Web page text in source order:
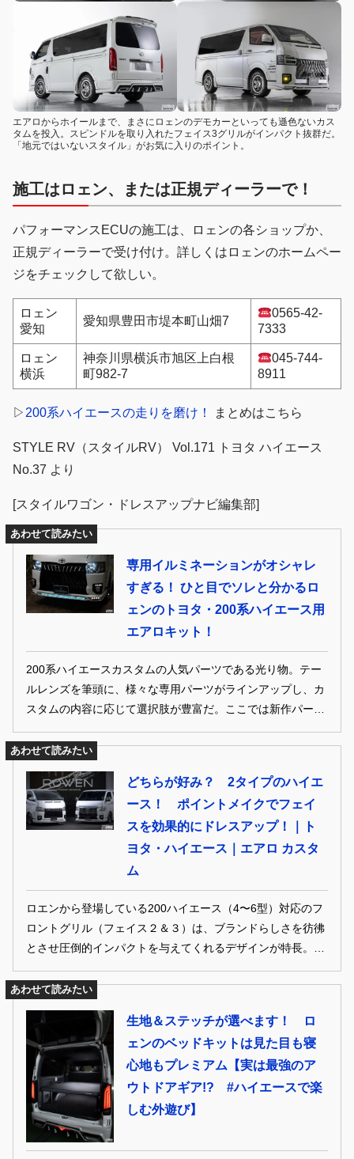
エアロからホイールまで、まさにロェンのデモカーといっても遜色ないカス
タムを投入。スピンドルを取り入れたフェイス3グリルがインパクト抜群だ。
「地元ではいないスタイル」がお気に入りのポイント。
施工はロェン、または正規ディーラーで！
パフォーマンスECUの施工は、ロェンの各ショップか、
正規ディーラーで受け付け。詳しくはロェンのホームペー
ジをチェックして欲しい。
ロェン
愛知
愛知県豊田市堤本町山畑7
0565-42-
7333
ロェン
横浜
神奈川県横浜市旭区上白根
町982-7
045-744-
8911
▷ 200系ハイエースの走りを磨け！ まとめはこちら
STYLE RV（スタイルRV） Vol.171 トヨタ ハイエース
No.37 より
[スタイルワゴン・ドレスアップナビ編集部]
あわせて読みたい
専用イルミネーションがオシャレ
すぎる！ ひと目でソレと分かるロ
ェンのトヨタ・200系ハイエース用
エアロキット！
200系ハイエースカスタムの人気パーツである光り物。テー
ルレンズを筆頭に、様々な専用パーツがラインアップし、カ
スタムの内容に応じて選択肢が豊富だ。ここでは新作パーツ
を彩るLEDパーツの数々をじっくりチェックすべし！
あわせて読みたい
どちらが好み？ 2タイプのハイエ
ース！ ポイントメイクでフェイ
スを効果的にドレスアップ！｜ト
ヨタ・ハイエース｜エアロ カスタ
ム
ロエンから登場している200ハイエース（4〜6型）対応のフ
ロントグリル（フェイス２＆３）は、ブランドらしさを彷彿
とさせ圧倒的インパクトを与えてくれるデザインが特長。純
せることでフェイスの印象はより高まる。シーケンシャルウ
注目アイテムだ。
あわせて読みたい
生地＆ステッチが選べます！ ロ
ェンのベッドキットは見た目も寝
心地もプレミアム【実は最強のア
ウトドアギア!? #ハイエースで楽
しむ外遊び】